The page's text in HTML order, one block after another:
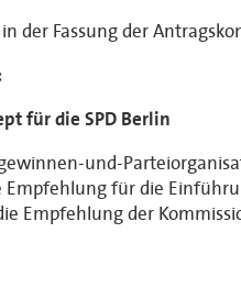
der Fassung der
für die SPD Berlin
und-
Empfehlung für die
Empfehlung der